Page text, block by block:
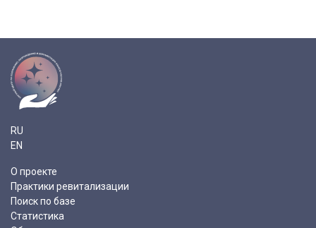
RU
EN
О проекте
Практики ревитализации
Поиск по базе
Статистика